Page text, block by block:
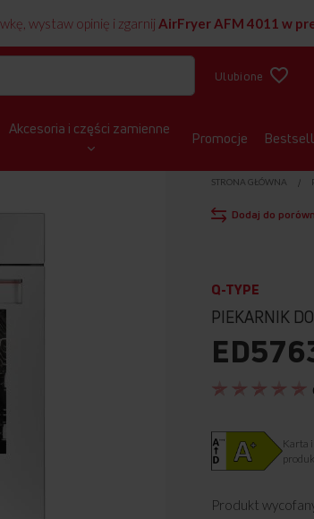
wystaw opinię i zgarnij AirFryer AFM 4011 w
Ulubione
Akcesoria i części zamienne Promocje
STRONA GŁÓWNA
Dodaj do
Q-TYPE
PIEKARNIK
Karta
Produkt